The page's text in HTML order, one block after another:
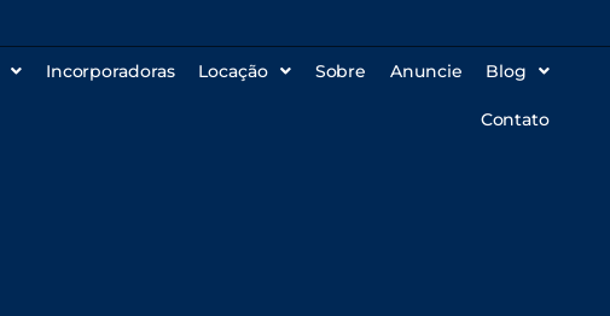
Incorporadoras Locação Sobre Anuncie Blog
Contato